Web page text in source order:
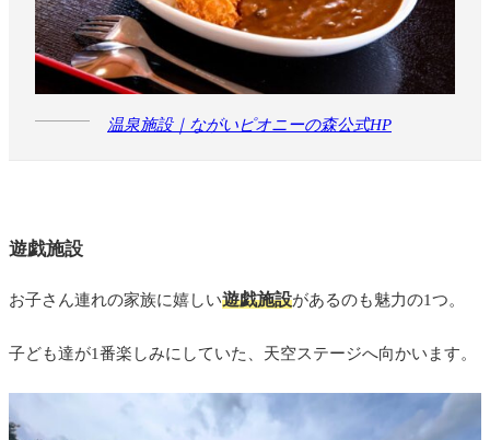
温泉施設｜ながいピオニーの森公式HP
遊戯施設
お子さん連れの家族に嬉しい遊戯施設があるのも魅力の1つ。
子ども達が1番楽しみにしていた、天空ステージへ向かいます。